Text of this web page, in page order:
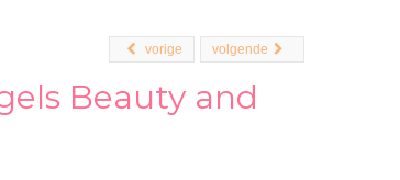
volgende
vorige
Beauty and